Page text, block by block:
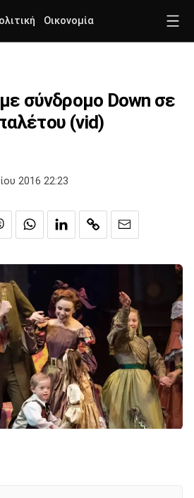
Οικονομία
σύνδρομο Down σε
(vid)
2016 22:23